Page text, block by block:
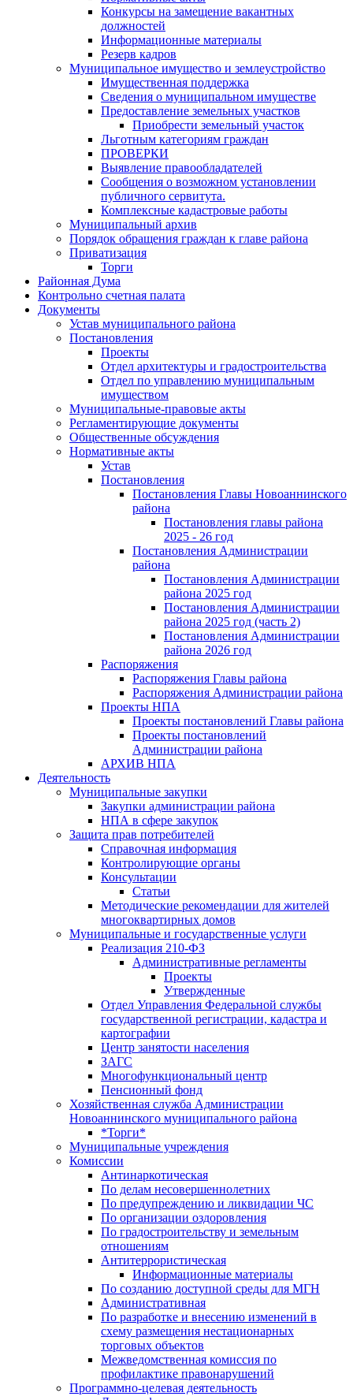
Конкурсы на замещение вакантных
должностей
Информационные материалы
Резерв кадров
Муниципальное имущество и землеустройство
Имущественная поддержка
Сведения о муниципальном имуществе
Предоставление земельных участков
Приобрести земельный участок
Льготным категориям граждан
ПРОВЕРКИ
Выявление правообладателей
Сообщения о возможном установлении
публичного сервитута.
Комплексные кадастровые работы
Муниципальный архив
Порядок обращения граждан к главе района
Приватизация
Торги
Районная Дума
Контрольно счетная палата
Документы
Устав муниципального района
Постановления
Проекты
Отдел архитектуры и градостроительства
Отдел по управлению муниципальным
имуществом
Муниципальные-правовые акты
Регламентирующие документы
Общественные обсуждения
Нормативные акты
Устав
Постановления
Постановления Главы Новоаннинского
района
Постановления главы района
2025 - 26 год
Постановления Администрации
района
Постановления Администрации
района 2025 год
Постановления Администрации
района 2025 год (часть 2)
Постановления Администрации
района 2026 год
Распоряжения
Распоряжения Главы района
Распоряжения Администрации района
Проекты НПА
Проекты постановлений Главы района
Проекты постановлений
Администрации района
АРХИВ НПА
Деятельность
Муниципальные закупки
Закупки администрации района
НПА в сфере закупок
Защита прав потребителей
Справочная информация
Контролирующие органы
Консультации
Статьи
Методические рекомендации для жителей
многоквартирных домов
Муниципальные и государственные услуги
Реализация 210-ФЗ
Административные регламенты
Проекты
Утвержденные
Отдел Управления Федеральной службы
государственной регистрации, кадастра и
картографии
Центр занятоcти населения
ЗАГС
Многофункциональный центр
Пенсионный фонд
Хозяйственная служба Администрации
Новоаннинского муниципального района
*Торги*
Муниципальные учреждения
Комиссии
Антинаркотическая
По делам несовершеннолетних
По предупреждению и ликвидации ЧС
По организации оздоровления
По градостроительству и земельным
отношениям
Антитеррористическая
Информационные материалы
По созданию доступной среды для МГН
Административная
По разработке и внесению изменений в
схему размещения нестационарных
торговых объектов
Межведомственная комиссия по
профилактике правонарушений
Программно-целевая деятельность